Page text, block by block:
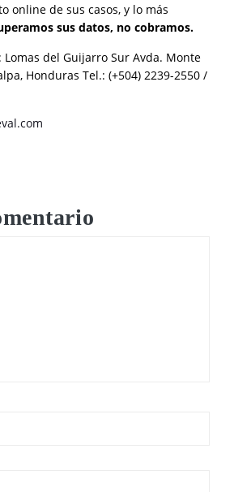
online de sus casos, y lo más
sus datos, no cobramos.
Lomas del Guijarro Sur Avda. Monte
Honduras Tel.: (+504) 2239-2550 /